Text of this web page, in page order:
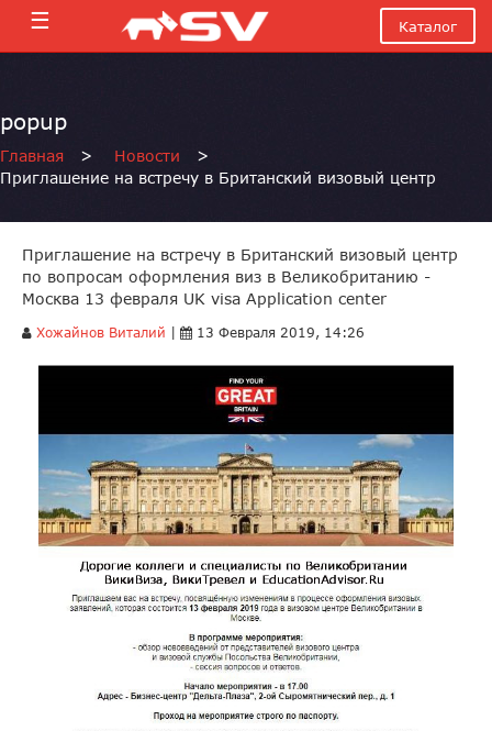
☰ Каталог
popup
Главная > Новости
>
Приглашение на встречу в Британский визовый центр
Приглашение на встречу в Британский визовый центр
по вопросам оформления виз в Великобританию -
Москва 13 февраля UK visa Application center
Хожайнов Виталий 13 Февраля 2019, 14:26